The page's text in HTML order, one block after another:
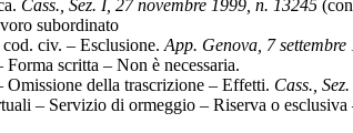
Cass., Sez. I, 27 novembre 1999, n. 13245
subordinato
civ. – Esclusione. App. Genova, 7 settembre
scritta – Non è necessaria.
della trascrizione – Effetti. Cass.,
– Servizio di ormeggio – Riserva o